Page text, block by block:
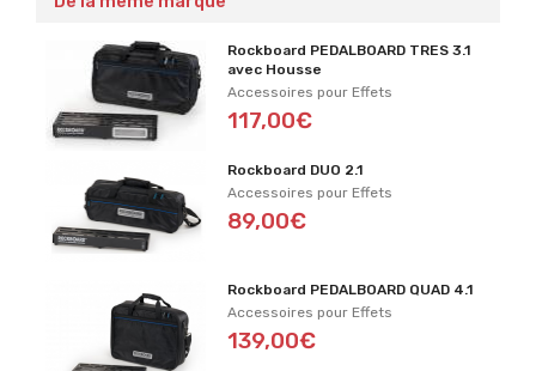
Rockboard PEDALBOARD TRES 3.1
avec Housse
Accessoires pour Effets
117,00€
Rockboard DUO 2.1
Accessoires pour Effets
89,00€
Rockboard PEDALBOARD QUAD 4.1
Accessoires pour Effets
139,00€